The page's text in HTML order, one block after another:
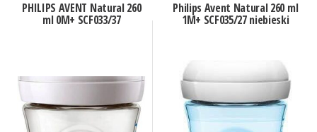
PHILIPS AVENT Natural 260
ml 0M+ SCF033/37
Philips Avent Natural 260 ml
1M+ SCF035/27 niebieski